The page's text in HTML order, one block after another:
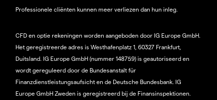
Professionele cliënten kunnen meer verliezen dan hun inleg.
CFD en optie rekeningen worden aangeboden door IG Europe GmbH.
Het geregistreerde adres is Westhafenplatz 1, 60327 Frankfurt,
Duitsland. IG Europe GmbH (nummer 148759) is geautoriseerd en
wordt gereguleerd door de Bundesanstalt für
Finanzdienstleistungsaufsicht en de Deutsche Bundesbank. IG
Europe GmbH Zweden is geregistreerd bij de Finansinspektionen.